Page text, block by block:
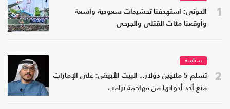
1
الحوثي: استهدفنا تحشيدات سعودية واسعة
وأوقعنا مئات القتلى والجرحى
2
سياسة
تسلم 5 ملايين دولار.. البيت الأبيض: على الإمارات
منع أحد أدواتها من مهاجمة ترامب